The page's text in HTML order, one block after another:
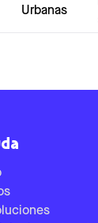
Urbanas